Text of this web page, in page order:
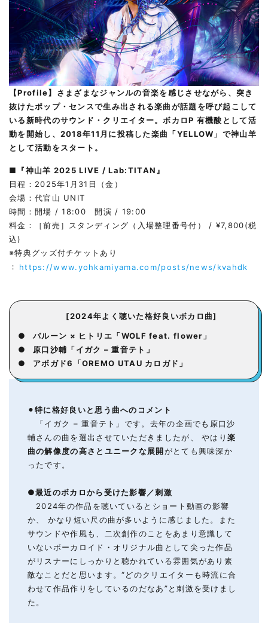
【Profile】さまざまなジャンルの音楽を感じさせながら、突き
抜けたポップ・センスで生み出される楽曲が話題を呼び起こして
いる新時代のサウンド・クリエイター。ボカロP 有機酸として活
動を開始し、2018年11月に投稿した楽曲「YELLOW」で神山羊
として活動をスタート。
■『神山羊 2025 LIVE / Lab:TITAN』
日程：2025年1月31日（金）
会場：代官山 UNIT
時間：開場 / 18:00 開演 / 19:00
料金：［前売］スタンディング（入場整理番号付） / ¥7,800(税
込)
※特典グッズ付チケットあり
：
https://www.yohkamiyama.com/posts/news/kvahdk
[2024年よく聴いた格好良いボカロ曲]
●
バルーン × ヒトリエ「WOLF feat. flower」
●
原口沙輔「イガク – 重音テト」
●
アボガド6「OREMO UTAU カロガド」
⚫︎特に格好良いと思う 曲へのコメント
「イガク – 重音テト」です。去年の企画でも原口沙
輔さんの曲を選出させていただきましたが、 やはり楽
曲の解像度の高さとユニークな展開がとても興味深か
ったです。
●最近のボカロから受けた影響 ／刺激
2024年の作品を聴いているとショート動画の影響
か、 かなり短い尺の曲が多いように感じました。また
サウンドや作風も、二次創作のことをあまり意識して
いないボーカロイド・オリジナル曲として尖った作品
がリスナーにしっかりと聴かれている雰囲気があり素
敵なことだと思います。“どのクリエイターも時流に合
わせて作品作りをしているのだなあ”と刺激を受けまし
た。